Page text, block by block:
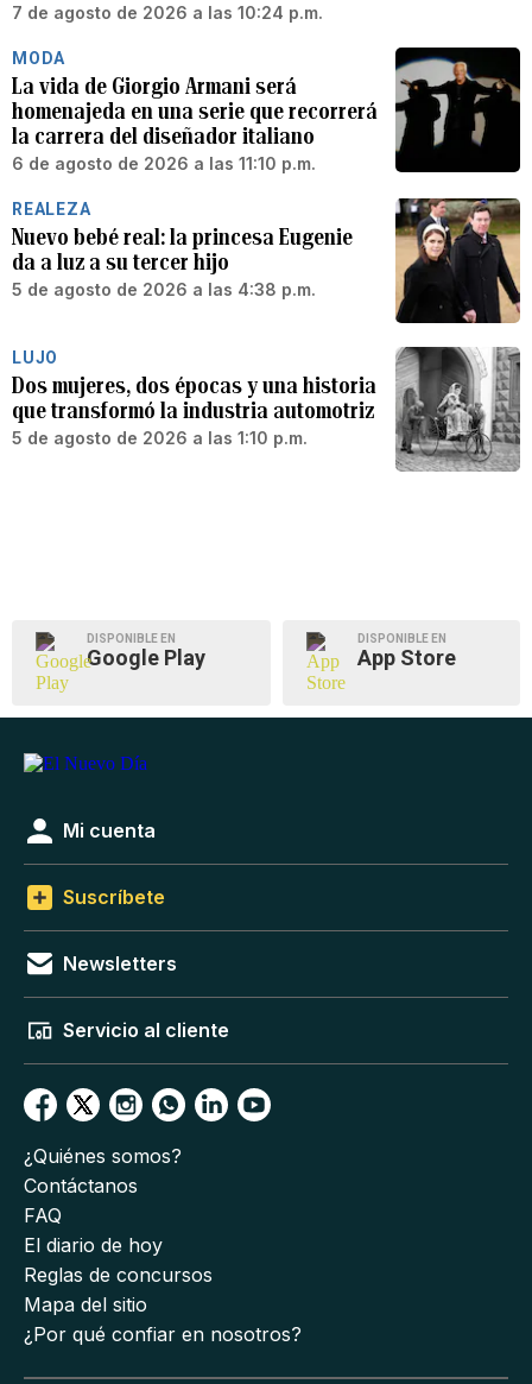
7 de agosto de 2026 a las 10:24 p.m.
MODA
La vida de Giorgio Armani será
homenajeda en una serie que recorrerá
la carrera del diseñador italiano
6 de agosto de 2026 a las 11:10 p.m.
REALEZA
Nuevo bebé real: la princesa Eugenie
da a luz a su tercer hijo
5 de agosto de 2026 a las 4:38 p.m.
LUJO
Dos mujeres, dos épocas y una historia
que transformó la industria automotriz
5 de agosto de 2026 a las 1:10 p.m.
DISPONIBLE EN
Google Play
DISPONIBLE EN
App Store
Mi cuenta
Suscríbete
Newsletters
Servicio al cliente
¿Quiénes somos?
Contáctanos
FAQ
El diario de hoy
Reglas de concursos
Mapa del sitio
¿Por qué confiar en nosotros?